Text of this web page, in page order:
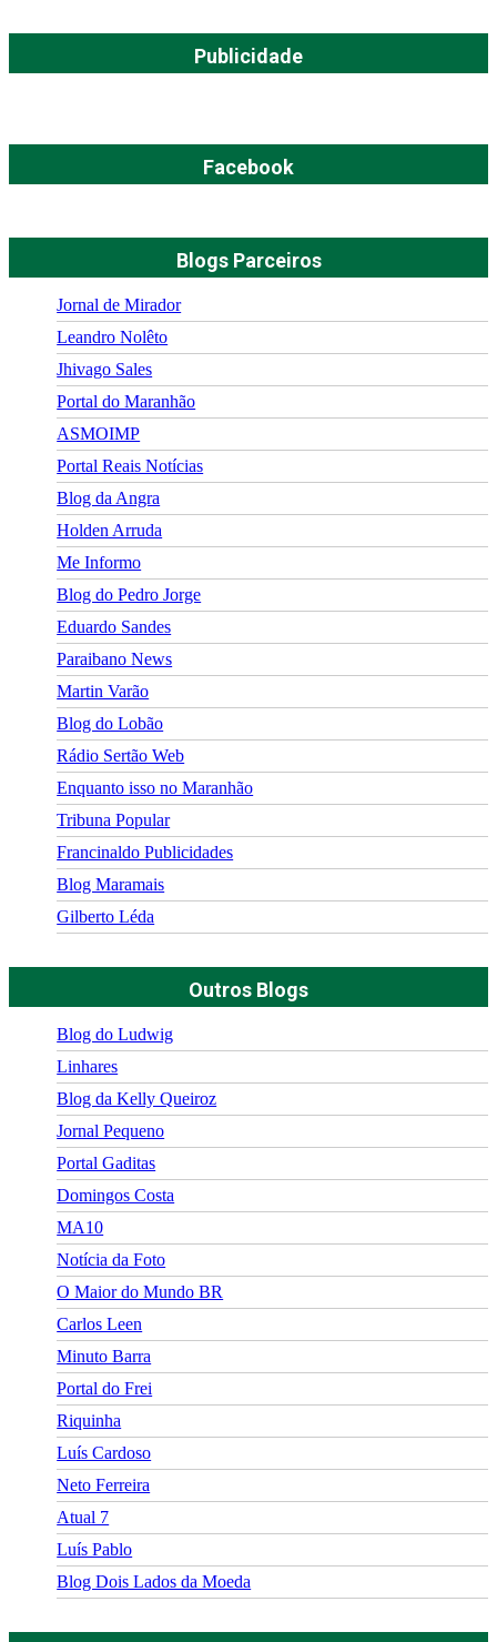
Publicidade
Facebook
Blogs Parceiros
Jornal de Mirador
Leandro Nolêto
Jhivago Sales
Portal do Maranhão
ASMOIMP
Portal Reais Notí­cias
Blog da Angra
Holden Arruda
Me Informo
Blog do Pedro Jorge
Eduardo Sandes
Paraibano News
Martin Varão
Blog do Lobão
Rádio Sertão Web
Enquanto isso no Maranhão
Tribuna Popular
Francinaldo Publicidades
Blog Maramais
Gilberto Léda
Outros Blogs
Blog do Ludwig
Linhares
Blog da Kelly Queiroz
Jornal Pequeno
Portal Gaditas
Domingos Costa
MA10
Notícia da Foto
O Maior do Mundo BR
Carlos Leen
Minuto Barra
Portal do Frei
Riquinha
Luís Cardoso
Neto Ferreira
Atual 7
Luís Pablo
Blog Dois Lados da Moeda